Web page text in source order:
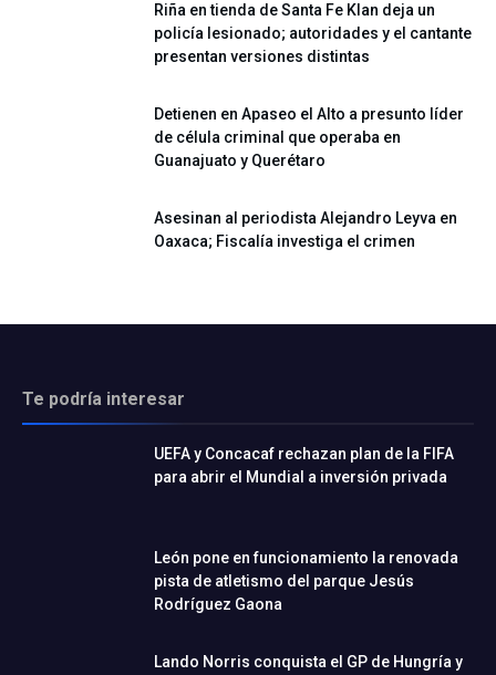
Riña en tienda de Santa Fe Klan deja un
policía lesionado; autoridades y el cantante
presentan versiones distintas
Detienen en Apaseo el Alto a presunto líder
de célula criminal que operaba en
Guanajuato y Querétaro
Asesinan al periodista Alejandro Leyva en
Oaxaca; Fiscalía investiga el crimen
Te podría interesar
UEFA y Concacaf rechazan plan de la FIFA
para abrir el Mundial a inversión privada
León pone en funcionamiento la renovada
pista de atletismo del parque Jesús
Rodríguez Gaona
Lando Norris conquista el GP de Hungría y